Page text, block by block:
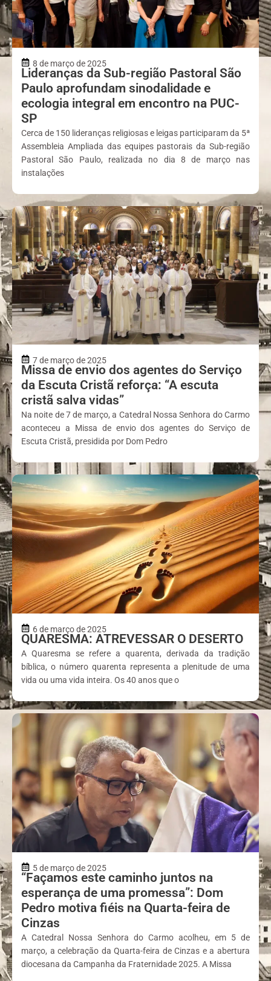
8 de março de 2025
Lideranças da Sub-região Pastoral São
Paulo aprofundam sinodalidade e
ecologia integral em encontro na PUC-
SP
Cerca de 150 lideranças religiosas e leigas participaram da 5ª
Assembleia Ampliada das equipes pastorais da Sub-região
Pastoral São Paulo, realizada no dia 8 de março nas
instalações
7 de março de 2025
Missa de envio dos agentes do Serviço
da Escuta Cristã reforça: “A escuta
cristã salva vidas”
Na noite de 7 de março, a Catedral Nossa Senhora do Carmo
aconteceu a Missa de envio dos agentes do Serviço de
Escuta Cristã, presidida por Dom Pedro
6 de março de 2025
QUARESMA: ATREVESSAR O DESERTO
A Quaresma se refere a quarenta, derivada da tradição
bíblica, o número quarenta representa a plenitude de uma
vida ou uma vida inteira. Os 40 anos que o
5 de março de 2025
“Façamos este caminho juntos na
esperança de uma promessa”: Dom
Pedro motiva fiéis na Quarta-feira de
Cinzas
A Catedral Nossa Senhora do Carmo acolheu, em 5 de
março, a celebração da Quarta-feira de Cinzas e a abertura
diocesana da Campanha da Fraternidade 2025. A Missa